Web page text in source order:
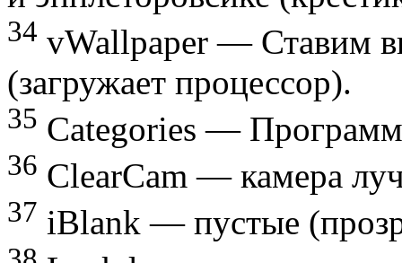
34 vWallpaper — Ставим
(загружает процессор).
35 Categories —
36 ClearCam — камера
37 iBlank — пустые